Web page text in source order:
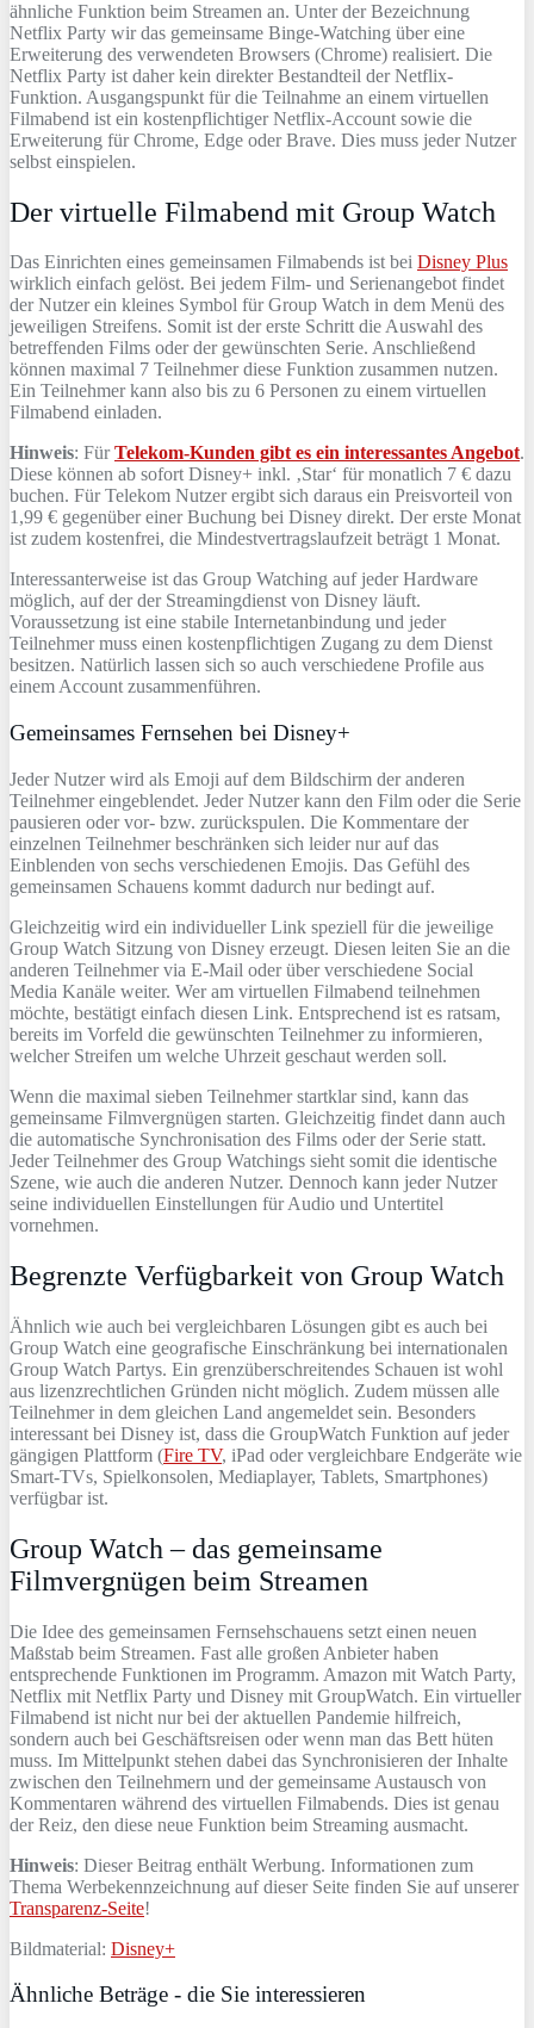
ähnliche Funktion beim Streamen an. Unter der Bezeichnung
Netflix Party wir das gemeinsame Binge-Watching über eine
Erweiterung des verwendeten Browsers (Chrome) realisiert. Die
Netflix Party ist daher kein direkter Bestandteil der Netflix-
Funktion. Ausgangspunkt für die Teilnahme an einem virtuellen
Filmabend ist ein kostenpflichtiger Netflix-Account sowie die
Erweiterung für Chrome, Edge oder Brave. Dies muss jeder Nutzer
selbst einspielen.
Der virtuelle Filmabend mit Group Watch
Das Einrichten eines gemeinsamen Filmabends ist bei Disney Plus
wirklich einfach gelöst. Bei jedem Film- und Serienangebot findet
der Nutzer ein kleines Symbol für Group Watch in dem Menü des
jeweiligen Streifens. Somit ist der erste Schritt die Auswahl des
betreffenden Films oder der gewünschten Serie. Anschließend
können maximal 7 Teilnehmer diese Funktion zusammen nutzen.
Ein Teilnehmer kann also bis zu 6 Personen zu einem virtuellen
Filmabend einladen.
Hinweis: FürTelekom-Kunden gibt es ein interessantes Angebot.
Diese können ab sofort Disney+ inkl. ‚Star‘ für monatlich 7 € dazu
buchen. Für Telekom Nutzer ergibt sich daraus ein Preisvorteil von
1,99 € gegenüber einer Buchung bei Disney direkt. Der erste Monat
ist zudem kostenfrei, die Mindestvertragslaufzeit beträgt 1 Monat.
Interessanterweise ist das Group Watching auf jeder Hardware
möglich, auf der der Streamingdienst von Disney läuft.
Voraussetzung ist eine stabile Internetanbindung und jeder
Teilnehmer muss einen kostenpflichtigen Zugang zu dem Dienst
besitzen. Natürlich lassen sich so auch verschiedene Profile aus
einem Account zusammenführen.
Gemeinsames Fernsehen bei Disney+
Jeder Nutzer wird als Emoji auf dem Bildschirm der anderen
Teilnehmer eingeblendet. Jeder Nutzer kann den Film oder die Serie
pausieren oder vor- bzw. zurückspulen. Die Kommentare der
einzelnen Teilnehmer beschränken sich leider nur auf das
Einblenden von sechs verschiedenen Emojis. Das Gefühl des
gemeinsamen Schauens kommt dadurch nur bedingt auf.
Gleichzeitig wird ein individueller Link speziell für die jeweilige
Group Watch Sitzung von Disney erzeugt. Diesen leiten Sie an die
anderen Teilnehmer via E-Mail oder über verschiedene Social
Media Kanäle weiter. Wer am virtuellen Filmabend teilnehmen
möchte, bestätigt einfach diesen Link. Entsprechend ist es ratsam,
bereits im Vorfeld die gewünschten Teilnehmer zu informieren,
welcher Streifen um welche Uhrzeit geschaut werden soll.
Wenn die maximal sieben Teilnehmer startklar sind, kann das
gemeinsame Filmvergnügen starten. Gleichzeitig findet dann auch
die automatische Synchronisation des Films oder der Serie statt.
Jeder Teilnehmer des Group Watchings sieht somit die identische
Szene, wie auch die anderen Nutzer. Dennoch kann jeder Nutzer
seine individuellen Einstellungen für Audio und Untertitel
vornehmen.
Begrenzte Verfügbarkeit von Group Watch
Ähnlich wie auch bei vergleichbaren Lösungen gibt es auch bei
Group Watch eine geografische Einschränkung bei internationalen
Group Watch Partys. Ein grenzüberschreitendes Schauen ist wohl
aus lizenzrechtlichen Gründen nicht möglich. Zudem müssen alle
Teilnehmer in dem gleichen Land angemeldet sein. Besonders
interessant bei Disney ist, dass die GroupWatch Funktion auf jeder
gängigen Plattform (Fire TV, iPad oder vergleichbare Endgeräte wie
Smart-TVs, Spielkonsolen, Mediaplayer, Tablets, Smartphones)
verfügbar ist.
Group Watch – das gemeinsame
Filmvergnügen beim Streamen
Die Idee des gemeinsamen Fernsehschauens setzt einen neuen
Maßstab beim Streamen. Fast alle großen Anbieter haben
entsprechende Funktionen im Programm. Amazon mit Watch Party,
Netflix mit Netflix Party und Disney mit GroupWatch. Ein virtueller
Filmabend ist nicht nur bei der aktuellen Pandemie hilfreich,
sondern auch bei Geschäftsreisen oder wenn man das Bett hüten
muss. Im Mittelpunkt stehen dabei das Synchronisieren der Inhalte
zwischen den Teilnehmern und der gemeinsame Austausch von
Kommentaren während des virtuellen Filmabends. Dies ist genau
der Reiz, den diese neue Funktion beim Streaming ausmacht.
Hinweis: Dieser Beitrag enthält Werbung. Informationen zum
Thema Werbekennzeichnung auf dieser Seite finden Sie auf unserer
Transparenz-Seite!
Bildmaterial: Disney+
Ähnliche Beträge - die Sie interessieren